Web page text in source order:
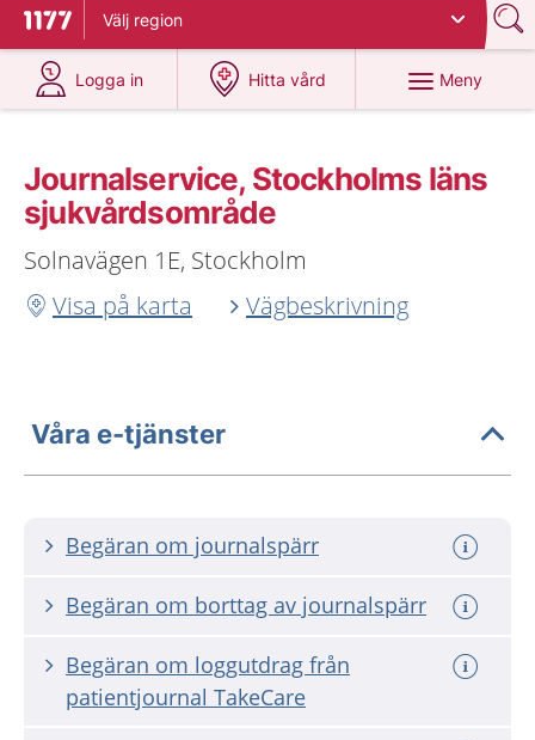
Till startsidan för 1177
Välj region
Logga in
på 1177.se
Hitta vård
på 1177.se
Meny
Journalservice, Stockholms läns
sjukvårdsområde
Solnavägen 1E, Stockholm
Visa på karta
Vägbeskrivning
Våra e-tjänster
Begäran om journalspärr
Begäran om borttag av journalspärr
Begäran om loggutdrag från
patientjournal TakeCare